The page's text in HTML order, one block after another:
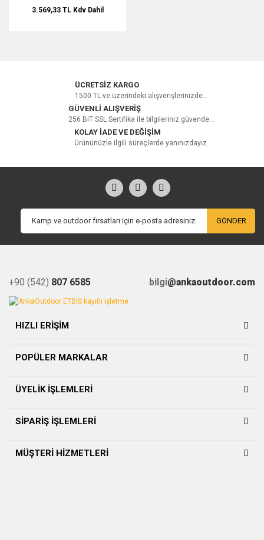
3.569,33 TL Kdv Dahil
ÜCRETSİZ KARGO
1500 TL ve üzerindeki alışverişlerinizde...
GÜVENLİ ALIŞVERİŞ
256 BIT SSL Sertifika ile bilgileriniz güvende...
KOLAY İADE VE DEĞİŞİM
Ürününüzle ilgili süreçlerde yanınızdayız.
GÖNDER
+90 (542) 807 6585 bilgi@ankaoutdoor.com
HIZLI ERİŞİM
POPÜLER MARKALAR
ÜYELİK İŞLEMLERİ
SİPARİŞ İŞLEMLERİ
MÜŞTERİ HİZMETLERİ